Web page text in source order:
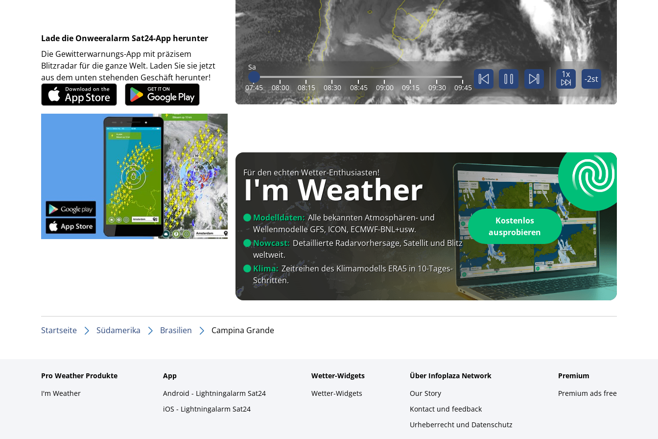
Lade die Onweeralarm Sat24-App herunter
Die Gewitterwarnungs-App mit präzisem
Blitzradar für die ganze Welt. Laden Sie sie jetzt
aus dem unten stehenden Geschäft herunter!
Sa
07:45 08:00 08:15 08:30 08:45 09:00 09:15 09:30 09:45
1x -2st
Für den echten Wetter-Enthusiasten!
I'm Weather
Modelldaten: Alle bekannten Atmosphären- und
Wellenmodelle GFS, ICON, ECMWF-BNL+usw.
Nowcast: Detaillierte Radarvorhersage, Satellit und Blitz
weltweit.
Klima: Zeitreihen des Klimamodells ERA5 in 10-Tages-
Schritten.
Kostenlos
ausprobieren
Startseite Südamerika Brasilien Campina Grande
Pro Weather Produkte
I'm Weather
App
Android - Lightningalarm Sat24
iOS - Lightningalarm Sat24
Wetter-Widgets
Wetter-Widgets
Über Infoplaza Network
Our Story
Kontact und feedback
Urheberrecht und Datenschutz
Premium
Premium ads free